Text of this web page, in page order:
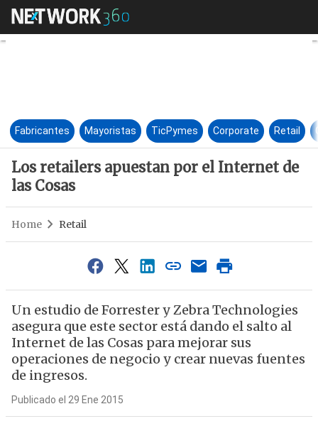
Los retailers apuestan por el
Fabricantes Mayoristas TicPymes Corporate Retail
Los retailers apuestan por el Internet de
las Cosas
Home Retail
Un estudio de Forrester y Zebra Technologies
asegura que este sector está dando el salto al
Internet de las Cosas para mejorar sus
operaciones de negocio y crear nuevas fuentes
de ingresos.
Publicado el 29 Ene 2015